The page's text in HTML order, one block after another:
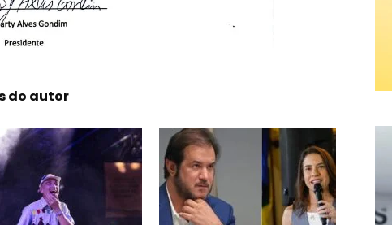
do autor